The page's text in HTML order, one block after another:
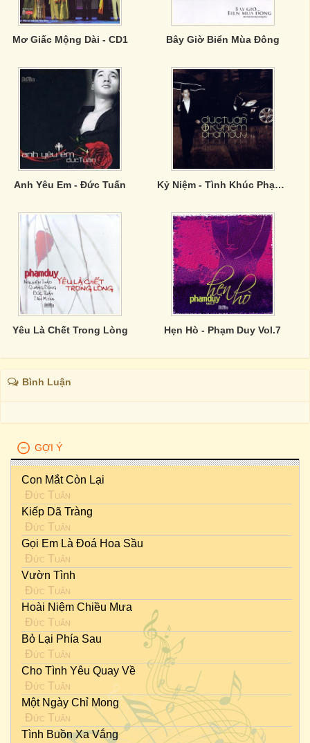
Mơ Giấc Mộng Dài - CD1 Bây Giờ Biển Mùa Đông
Anh Yêu Em - Đức Tuấn Kỷ Niệm - Tình Khúc Phạm Duy - CD1
Yêu Là Chết Trong Lòng Hẹn Hò - Phạm Duy Vol.7
Bình Luận
GỢI Ý
Con Mắt Còn Lại
Đức Tuấn
Kiếp Dã Tràng
Đức Tuấn
Gọi Em Là Đoá Hoa Sầu
Đức Tuấn
Vườn Tình
Đức Tuấn
Hoài Niệm Chiều Mưa
Đức Tuấn
Bỏ Lại Phía Sau
Đức Tuấn
Cho Tình Yêu Quay Về
Đức Tuấn
Một Ngày Chỉ Mong
Đức Tuấn
Tình Buồn Xa Vắng